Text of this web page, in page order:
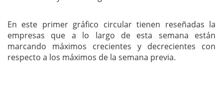
En este primer gráfico circular tienen reseñadas la
empresas que a lo largo de esta semana están
marcando máximos crecientes y decrecientes con
respecto a los máximos de la semana previa.